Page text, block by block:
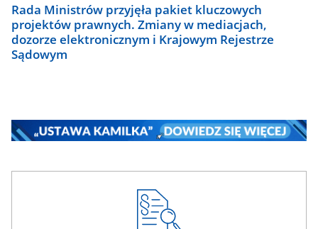
Rada Ministrów przyjęła pakiet kluczowych
projektów prawnych. Zmiany w mediacjach,
dozorze elektronicznym i Krajowym Rejestrze
Sądowym